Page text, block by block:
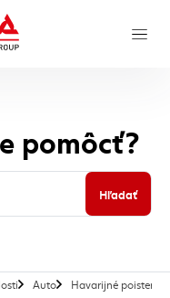
pomôcť?
Hľadať
Auto Havarijné poistenie